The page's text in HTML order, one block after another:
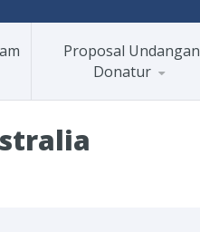
Proposal Undangan
Donatur